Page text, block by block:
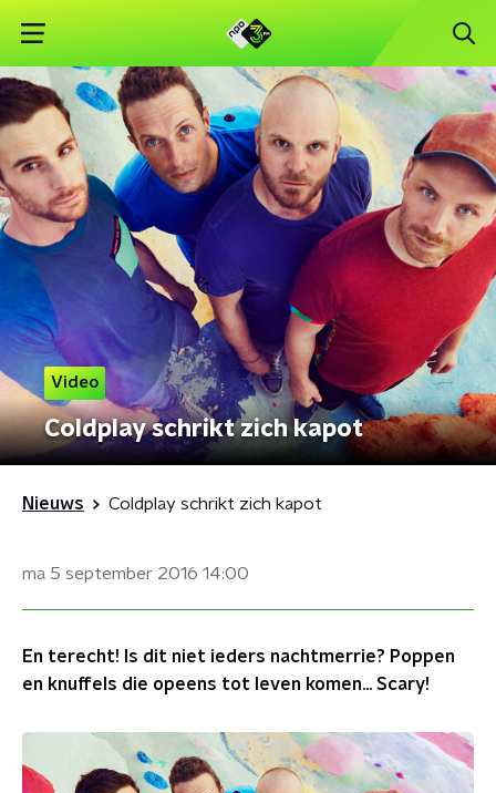
Video
Coldplay schrikt zich kapot
Nieuws Coldplay schrikt zich kapot
ma 5 september 2016 14:00
En terecht! Is dit niet ieders nachtmerrie? Poppen
en knuffels die opeens tot leven komen... Scary!